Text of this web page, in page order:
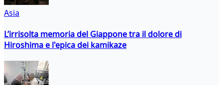
Asia
L’irrisolta memoria del Giappone tra il dolore di
Hiroshima e l'epica dei kamikaze